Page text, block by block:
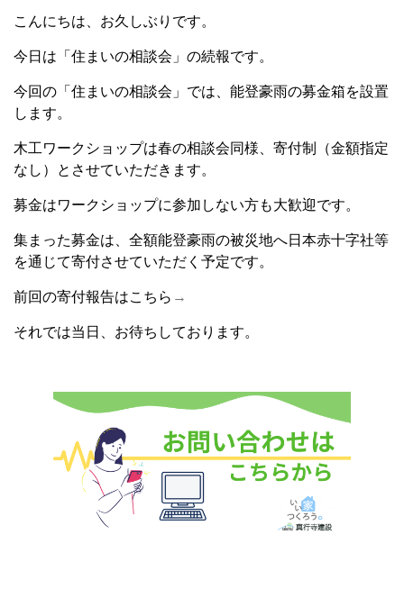
こんにちは、お久しぶりです。
今日は「住まいの相談会」の続報です。
今回の「住まいの相談会」では、能登豪雨の募金箱を設置
します。
木工ワークショップは春の相談会同様、寄付制（金額指定
なし）とさせていただきます。
募金はワークショップに参加しない方も大歓迎です。
集まった募金は、全額能登豪雨の被災地へ日本赤十字社等
を通じて寄付させていただく予定です。
前回の寄付報告はこちら →
それでは当日、お待ちしております。